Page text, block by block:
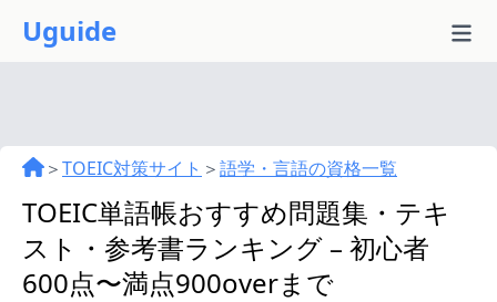
Uguide
＞TOEIC対策サイト ＞語学・言語の資格一覧
TOEIC単語帳おすすめ問題集・テキ
スト・参考書ランキング – 初心者
600点〜満点900overまで